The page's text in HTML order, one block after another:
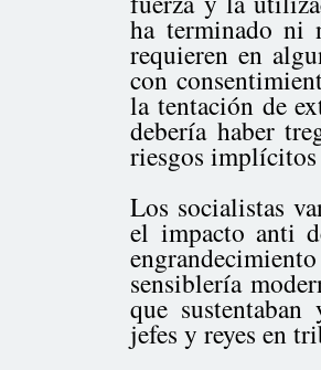
ha terminado ni
requieren en
con
la tentación de
debería haber
riesgos implícitos
Los socialistas
el impacto anti
sensiblería
que
jefes y reyes en